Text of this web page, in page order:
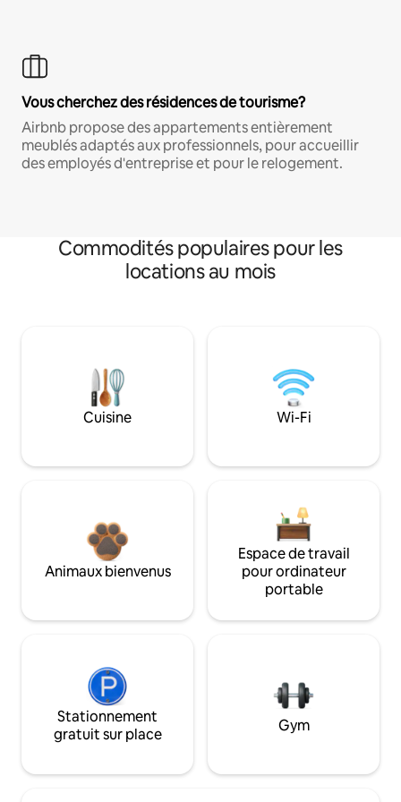
Vous cherchez des résidences de tourisme?
Airbnb propose des appartements entièrement
meublés adaptés aux professionnels, pour accueillir
des employés d'entreprise et pour le relogement.
Commodités populaires pour les
locations au mois
Cuisine Wi-Fi
Animaux bienvenus
Espace de travail
pour ordinateur
portable
Stationnement
gratuit sur place
Gym